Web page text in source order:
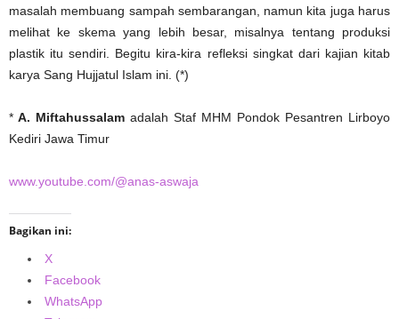
masalah membuang sampah sembarangan, namun ‎kita juga harus
melihat ke skema yang lebih besar, misalnya tentang produksi
plastik itu sendiri. Begitu kira-kira refleksi singkat dari kajian kitab
karya Sang Hujjatul Islam ini. (*)
* A. Miftahussalam adalah Staf MHM Pondok Pesantren Lirboyo
Kediri Jawa Timur
www.youtube.com/@anas-aswaja
Bagikan ini:
X
Facebook
WhatsApp